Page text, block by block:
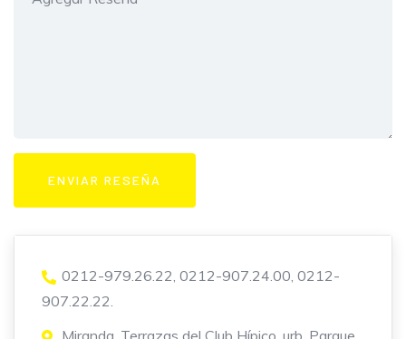
0212-979.26.22, 0212-907.24.00, 0212-
907.22.22.